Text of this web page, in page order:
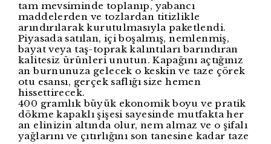
tam mevsiminde toplanıp, yabancı
maddelerden ve tozlardan titizlikle
arındırılarak kurutulmasıyla paketlendi.
Piyasada satılan, içi boşalmış, nemlenmiş,
bayat veya taş-toprak kalıntıları barındıran
kalitesiz ürünleri unutun. Kapağını açtığınız
an burnunuza gelecek o keskin ve taze çörek
otu esansı, gerçek saflığı size hemen
hissettirecek.
400 gramlık büyük ekonomik boyu ve pratik
dökme kapaklı şişesi sayesinde mutfakta her
an elinizin altında olur, nem almaz ve o şifalı
yağlarını ve çıtırlığını son tanesine kadar taze